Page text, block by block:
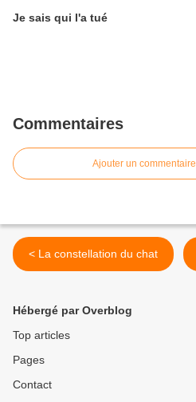
Je sais qui l'a tué
Commentaires
Ajouter un commentaire
< La constellation du chat
Hébergé par Overblog
Top articles
Pages
Contact